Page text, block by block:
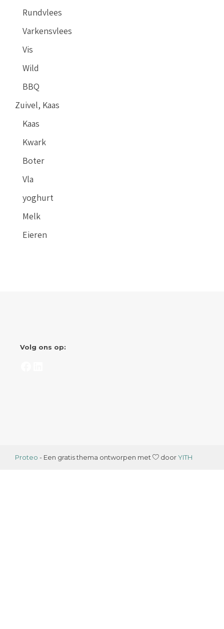
Rundvlees
Varkensvlees
Vis
Wild
BBQ
Zuivel, Kaas
Kaas
Kwark
Boter
Vla
yoghurt
Melk
Eieren
Volg ons op:
Proteo - Een gratis thema ontworpen met doorYITH